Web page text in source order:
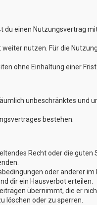
einen Nutzungsvertrag
nutzen. Für die
ohne Einhaltung einer
unbeschränktes und
bestehen.
Recht oder die
oder anderer
dir ein Hausverbot erteilen.
übernimmt, die er
löschen oder zu sperren.